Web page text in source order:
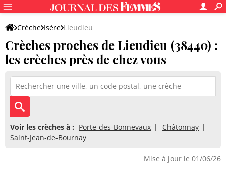
Crèche Isère Lieudieu
Crèches proches de Lieudieu (38440) :
les crèches près de chez vous
Voir les crèches à : Porte-des-Bonnevaux
Châtonnay
Saint-Jean-de-Bournay
Mise à jour le 01/06/26